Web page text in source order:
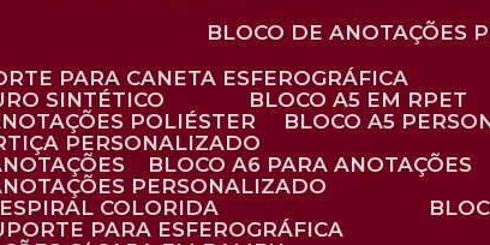
BLOCO DE ANOTAÇÕES
PARA CANETA ESFEROGRÁFICA
SINTÉTICO
BLOCO A5 EM RPET
POLIÉSTER
BLOCO A5
PERSONALIZADO
BLOCO A6 PARA ANOTAÇÕES
PERSONALIZADO
ESPIRAL COLORIDA
PARA ESFEROGRÁFICA